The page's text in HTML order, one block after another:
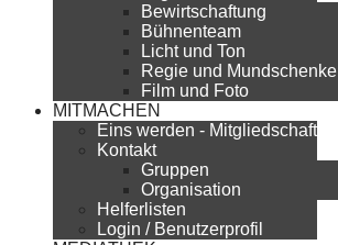
Bewirtschaftung
Bühnenteam
Licht und Ton
Regie und Mundschenke
Film und Foto
MITMACHEN
Eins werden - Mitgliedschaft
Kontakt
Gruppen
Organisation
Helferlisten
Login / Benutzerprofil